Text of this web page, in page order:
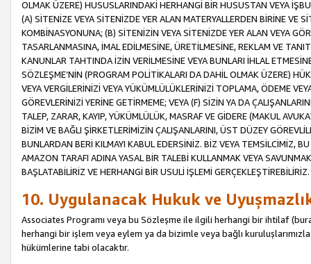
OLMAK ÜZERE) HUSUSLARINDAKİ HERHANGİ BİR HUSUSTAN VEYA
(A) SİTENİZE VEYA SİTENİZDE YER ALAN MATERYALLERDEN BİRİNE VE
KOMBİNASYONUNA; (B) SİTENİZİN VEYA SİTENİZDE YER ALAN VEYA
TASARLANMASINA, İMAL EDİLMESİNE, ÜRETİLMESİNE, REKLAM VE
KANUNLAR TAHTINDA İZİN VERİLMESİNE VEYA BUNLARI İHLAL
SÖZLEŞME’NİN (PROGRAM POLİTİKALARI DA DAHİL OLMAK ÜZERE)
VEYA VERGİLERİNİZİ VEYA YÜKÜMLÜLÜKLERİNİZİ TOPLAMA, ÖDEME
GÖREVLERİNİZİ YERİNE GETİRMEME; VEYA (F) SİZİN YA DA
TALEP, ZARAR, KAYIP, YÜKÜMLÜLÜK, MASRAF VE GİDERE (MAKUL
BİZİM VE BAĞLI ŞİRKETLERİMİZİN ÇALIŞANLARINI, ÜST DÜZEY
BUNLARDAN BERİ KILMAYI KABUL EDERSİNİZ. BİZ VEYA TEMSİLCİMİZ,
AMAZON TARAFI ADINA YASAL BİR TALEBİ KULLANMAK VEYA
BAŞLATABİLİRİZ VE HERHANGİ BİR USULİ İŞLEMİ GERÇEKLEŞTİREBİLİRİZ.
10. Uygulanacak Hukuk ve
Associates Programı veya bu Sözleşme ile ilgili herhangi bir ihtilaf
herhangi bir işlem veya eylem ya da bizimle veya bağlı
hükümlerine tabi olacaktır.